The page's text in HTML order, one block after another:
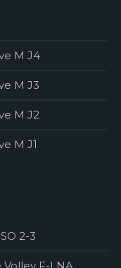
M J4
M J3
M J2
M J1
2-3